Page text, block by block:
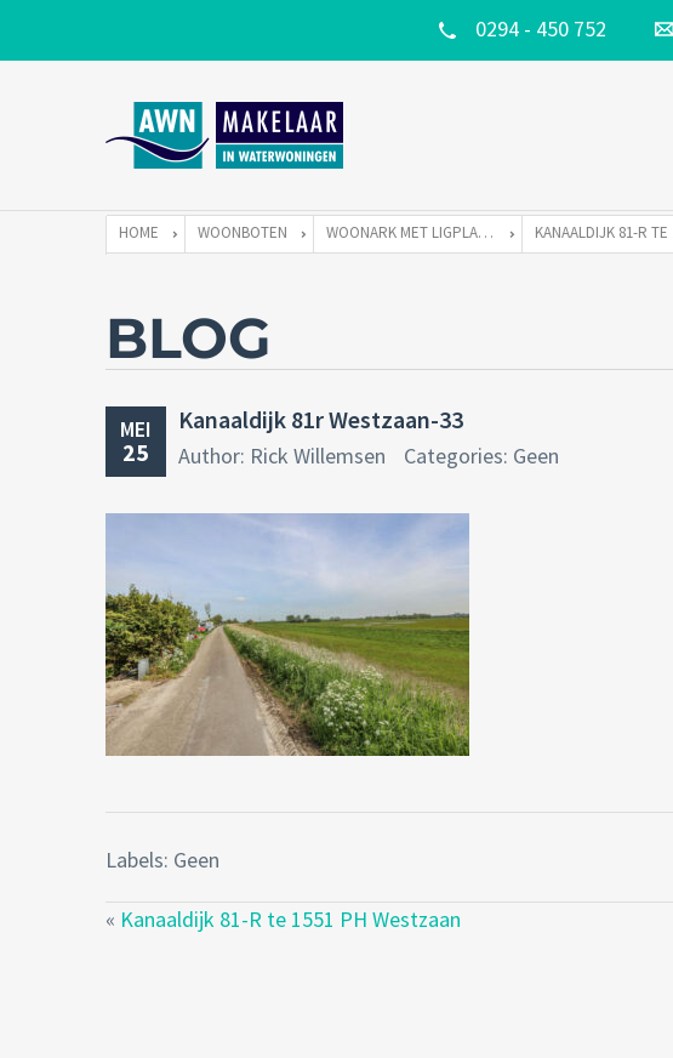
0294 - 450 752
HOME WOONBOTEN WOONARK MET LIGPLAATS
BLOG
MEI
25
Kanaaldijk 81r Westzaan-33
Author: Rick Willemsen Categories: Geen
Labels: Geen
« Kanaaldijk 81-R te 1551 PH Westzaan